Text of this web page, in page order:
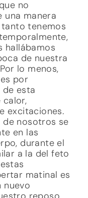
no
manera
tenemos
hallábamos
de nuestra
lo menos,
por
esta
calor,
excitaciones.
de nosotros se
en las
durante el
a la del feto
matinal es
nuevo